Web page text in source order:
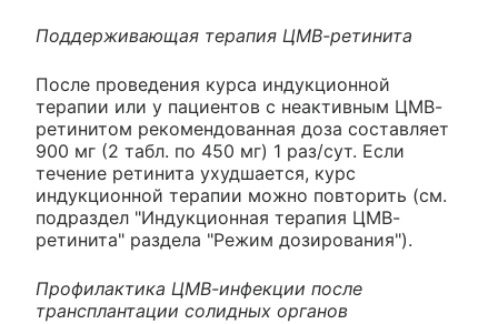
Поддерживающая терапия ЦМВ-ретинита
После проведения курса индукционной
терапии или у пациентов с неактивным ЦМВ-
ретинитом рекомендованная доза составляет
900 мг (2 табл. по 450 мг) 1 раз/сут. Если
течение ретинита ухудшается, курс
индукционной терапии можно повторить (см.
подраздел "Индукционная терапия ЦМВ-
ретинита" раздела "Режим дозирования").
Профилактика ЦМВ-инфекции после
трансплантации солидных органов